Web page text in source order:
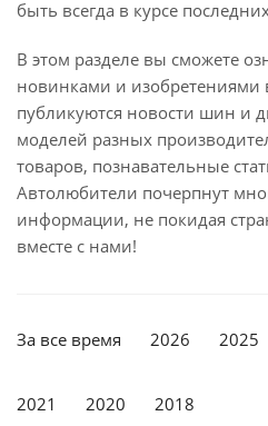
быть всегда в курсе
В этом разделе вы сможете
новинками и изобретениями
публикуются новости шин и
моделей разных
товаров, познавательные
Автолюбители почерпнут
информации, не покидая
вместе с нами!
За все время 2026 2025
2021 2020 2018